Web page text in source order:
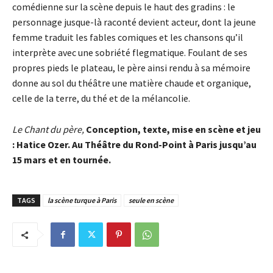
comédienne sur la scène depuis le haut des gradins : le
personnage jusque-là raconté devient acteur, dont la jeune
femme traduit les fables comiques et les chansons qu’il
interprète avec une sobriété flegmatique. Foulant de ses
propres pieds le plateau, le père ainsi rendu à sa mémoire
donne au sol du théâtre une matière chaude et organique,
celle de la terre, du thé et de la mélancolie.
Le Chant du père, Conception, texte, mise en scène et jeu
: Hatice Ozer. Au Théâtre du Rond-Point à Paris jusqu’au
15 mars et en tournée.
TAGS la scène turque à Paris seule en scène